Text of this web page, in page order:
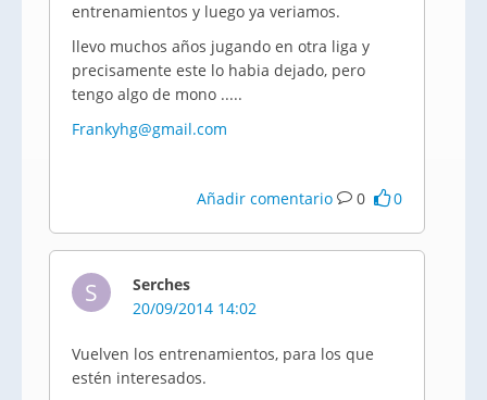
entrenamientos y luego ya veriamos.
llevo muchos años jugando en otra liga y
precisamente este lo habia dejado, pero
tengo algo de mono .....
Frankyhg@gmail.com
Añadir comentario 0 0
S
Serches
20/09/2014 14:02
Vuelven los entrenamientos, para los que
estén interesados.